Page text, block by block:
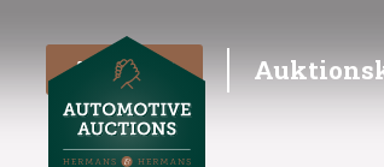
Angebot